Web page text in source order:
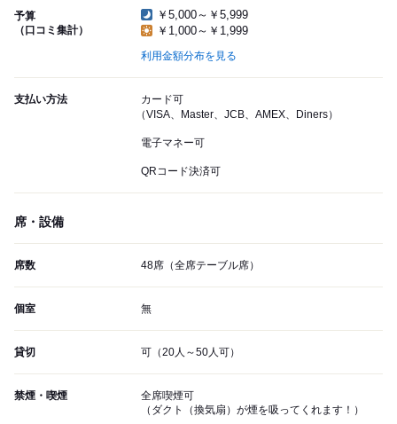
予算
（口コミ集計）
￥5,000～￥5,999
￥1,000～￥1,999
利用金額分布を見る
支払い方法
カード可
（VISA、Master、JCB、AMEX、Diners）
電子マネー可
QRコード決済可
席・設備
席数 48席（全席テーブル席）
個室 無
貸切 可（20人～50人可）
禁煙・喫煙
全席喫煙可
（ダクト（換気扇）が煙を吸ってくれます！）